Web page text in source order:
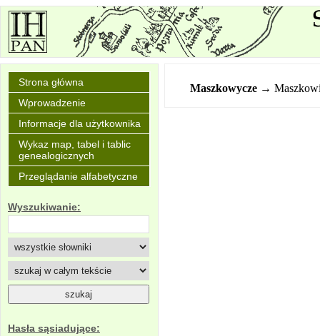
Strona główna
Wprowadzenie
Informacje dla użytkownika
Wykaz map, tabel i tablic
genealogicznych
Przeglądanie alfabetyczne
Wyszukiwanie:
Hasła sąsiadujące:
Maszkowycze →